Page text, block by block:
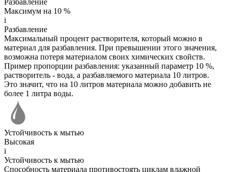
Разбавление
Максимум на 10 %
i
Разбавление
Максимальный процент растворителя, который можно в
материал для разбавления. При превышении этого значения,
возможна потеря материалом своих химических свойств.
Пример пропорции разбавления: указанный параметр 10 %,
растворитель - вода, а разбавляемого материала 10 литров.
Это значит, что на 10 литров материала можно добавить не
более 1 литра воды.
Устойчивость к мытью
Высокая
i
Устойчивость к мытью
Способность материала противостоять циклам влажной